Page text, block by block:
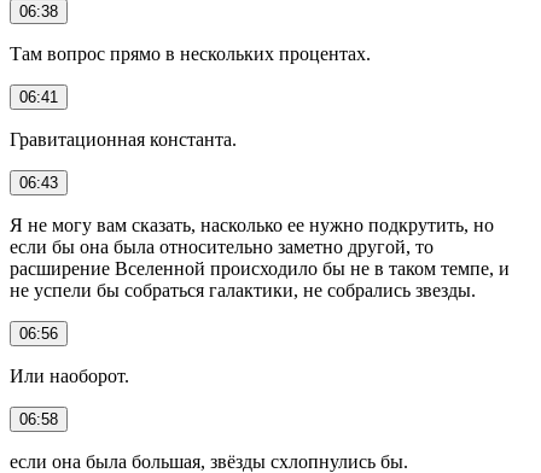
06:38
Там вопрос прямо в нескольких процентах.
06:41
Гравитационная константа.
06:43
Я не могу вам сказать, насколько ее нужно подкрутить, но
если бы она была относительно заметно другой, то
расширение Вселенной происходило бы не в таком темпе, и
не успели бы собраться галактики, не собрались звезды.
06:56
Или наоборот.
06:58
если она была большая, звёзды схлопнулись бы.